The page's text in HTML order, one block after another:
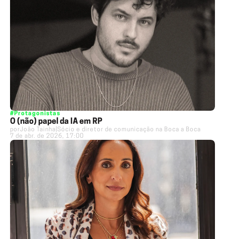
#Protagonistas
O (não) papel da IA em RP
porJoão Tainha Sócio e diretor de comunicação na Boca a Boca
7 de abr. de 2026, 17:00